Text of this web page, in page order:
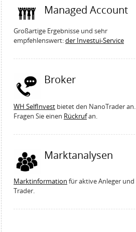
Managed Account
Großartige Ergebnisse und sehr
empfehlenswert:der Investui-Service
Broker
WH SelfInvest bietet den NanoTrader an.
Fragen Sie einen Rückrufan.
Marktanalysen
Marktinformation für aktive Anleger und
Trader.